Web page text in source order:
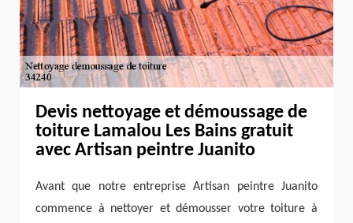
Devis nettoyage et démoussage de
toiture Lamalou Les Bains gratuit
avec Artisan peintre Juanito
Avant que notre entreprise Artisan peintre Juanito
commence à nettoyer et démousser votre toiture à